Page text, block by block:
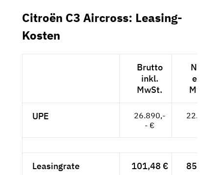
Citroën C3 Aircross: Leasing-
Kosten
Brutto
inkl.
MwSt.
Netto
exkl.
MwSt.
UPE
26.890,-
- €
22.597,-
Leasingrate 101,48 € 85,28 €